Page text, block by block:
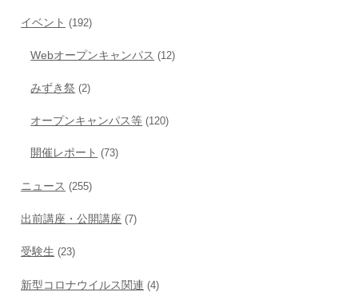
イベント (192)
Webオープンキャンパス (12)
みずき祭 (2)
オープンキャンパス等 (120)
開催レポート (73)
ニュース (255)
出前講座・公開講座 (7)
受験生 (23)
新型コロナウイルス関連 (4)